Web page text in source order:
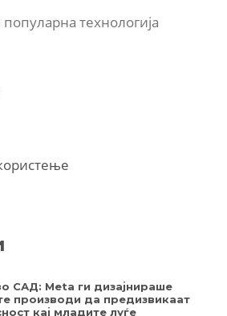
популарна технологија
САД: Meta ги дизајнираше
производи да предизвикаат
кај младите луѓе